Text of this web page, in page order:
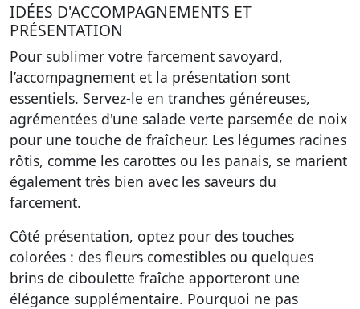
IDÉES D'ACCOMPAGNEMENTS ET
PRÉSENTATION
Pour sublimer votre farcement savoyard,
l’accompagnement et la présentation sont
essentiels. Servez-le en tranches généreuses,
agrémentées d'une salade verte parsemée de noix
pour une touche de fraîcheur. Les légumes racines
rôtis, comme les carottes ou les panais, se marient
également très bien avec les saveurs du
farcement.
Côté présentation, optez pour des touches
colorées : des fleurs comestibles ou quelques
brins de ciboulette fraîche apporteront une
élégance supplémentaire. Pourquoi ne pas